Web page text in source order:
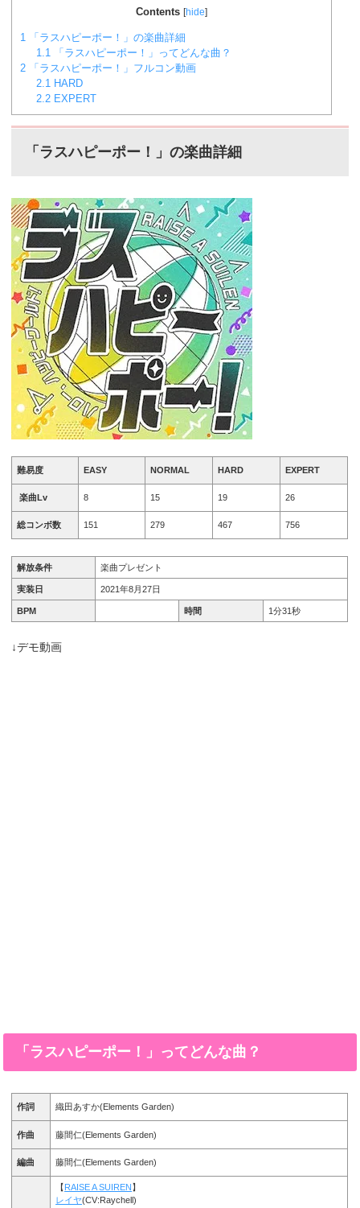
別スコア効率表(協力ライブ) ↓別タブで見る場合はこち
Contents [hide]
1 「ラスハピーポー！」の楽曲詳細
1.1 「ラスハピーポー！」ってどんな曲？
2 「ラスハピーポー！」フルコン動画
2.1 HARD
2.2 EXPERT
「ラスハピーポー！」の楽曲詳細
難易度 EASY NORMAL HARD EXPERT
楽曲Lv 8 15 19 26
総コンボ数 151 279 467 756
解放条件 楽曲プレゼント
実装日 2021年8月27日
BPM 時間 1分31秒
↓デモ動画
「ラスハピーポー！」ってどんな曲？
作詞 織田あすか(Elements Garden)
作曲 藤間仁(Elements Garden)
編曲 藤間仁(Elements Garden)
【RAISE A SUIREN】
レイヤ(CV:Raychell)